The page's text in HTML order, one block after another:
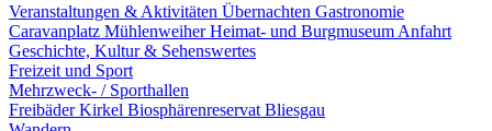
Veranstaltungen & Aktivitäten Übernachten Gastronomie
Caravanplatz MühlenweiherHeimat- und Burgmuseum Anfahrt
Geschichte, Kultur & Sehenswertes
Freizeit und Sport
Mehrzweck- / Sporthallen
Freibäder Kirkel Biosphärenreservat Bliesgau